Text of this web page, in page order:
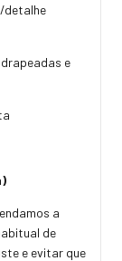
detalhe
e
a
de
e evitar que